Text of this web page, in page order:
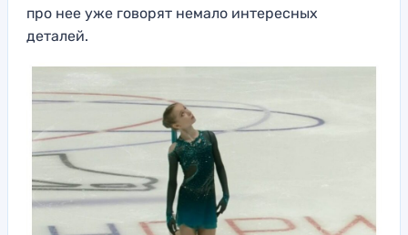
про нее уже говорят немало интересных
деталей.